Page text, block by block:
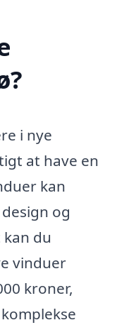
i nye
at have en
kan
og
du
vinduer
kroner,